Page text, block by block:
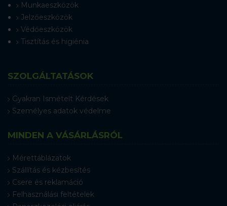
Munkaeszközök
Jelzőeszközök
Védőeszközök
Tisztítás és higiénia
SZOLGÁLTATÁSOK
Gyakran Ismételt Kérdések
Személyes adatok védelme
MINDEN A VÁSÁRLÁSRÓL
Mérettáblázatok
Szállítás és kézbesítés
Csere és reklamáció
Felhasználási feltételek